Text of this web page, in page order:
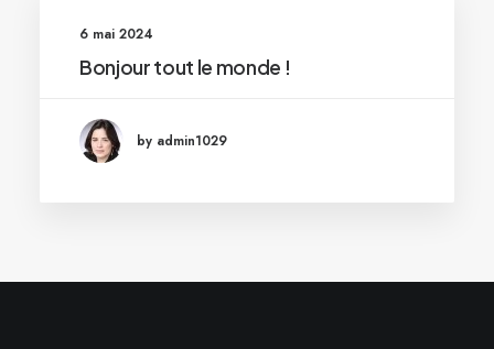
6 mai 2024
Bonjour tout le monde !
by admin1029